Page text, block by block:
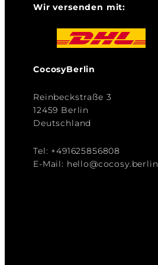
Wir versenden mit:
CocosyBerlin
Reinbeckstraße 3
12459 Berlin
Deutschland
Tel: +491625856808
E-Mail: hello@cocosy.berlin